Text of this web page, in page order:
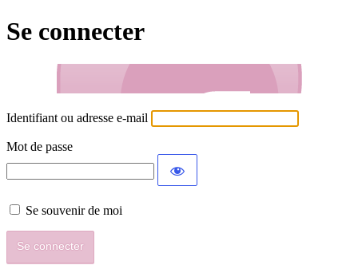
Se connecter
Identifiant ou adresse e-mail
Mot de passe
Se souvenir de moi